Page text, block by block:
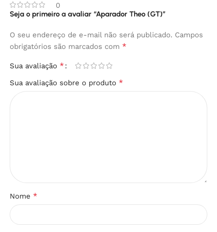
0
Seja o primeiro a avaliar “Aparador Theo (GT)”
O seu endereço de e-mail não será publicado. Campos
obrigatórios são marcados com *
Sua avaliação *
Sua avaliação sobre o produto *
Nome *